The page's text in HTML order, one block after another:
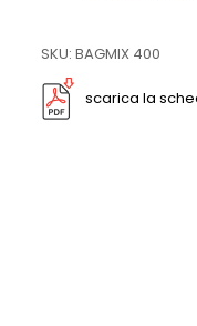
SKU: BAGMIX 400
scarica la